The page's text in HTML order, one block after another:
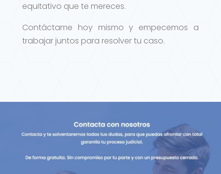
equitativo que te mereces.
Contáctame hoy mismo y empecemos a
trabajar juntos para resolver tu caso.